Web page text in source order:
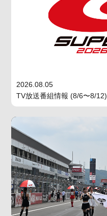
2026.08.05
TV放送番組情報 (8/6〜8/12)